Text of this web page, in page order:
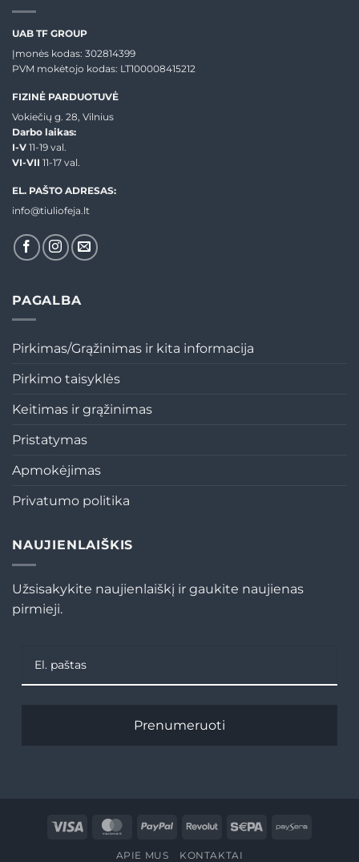
UAB TF GROUP
Įmonės kodas: 302814399
PVM mokėtojo kodas: LT100008415212
FIZINĖ PARDUOTUVĖ
Vokiečių g. 28, Vilnius
Darbo laikas:
I-V 11-19 val.
VI-VII 11-17 val.
EL. PAŠTO ADRESAS:
info@tiuliofeja.lt
PAGALBA
Pirkimas/Grąžinimas ir kita informacija
Pirkimo taisyklės
Keitimas ir grąžinimas
Pristatymas
Apmokėjimas
Privatumo politika
NAUJIENLAIŠKIS
Užsisakykite naujienlaiškį ir gaukite naujienas
pirmieji.
Prenumeruoti
Visa MasterCardPayPal Revolut Sepa Paysera
APIE MUS KONTAKTAI